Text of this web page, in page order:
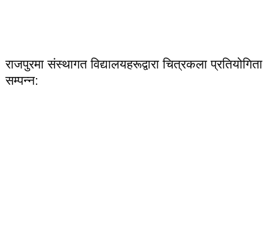
राजपुरमा संस्थागत विद्यालयहरूद्वारा चित्रकला प्रतियोगिता
सम्पन्न: